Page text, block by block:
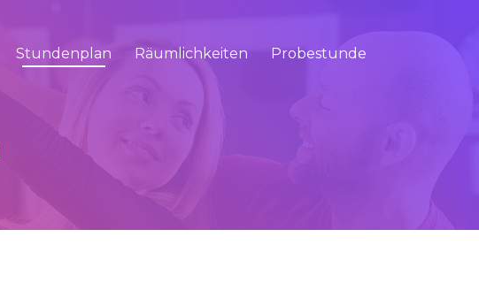
Stundenplan Räumlichkeiten Probestunde